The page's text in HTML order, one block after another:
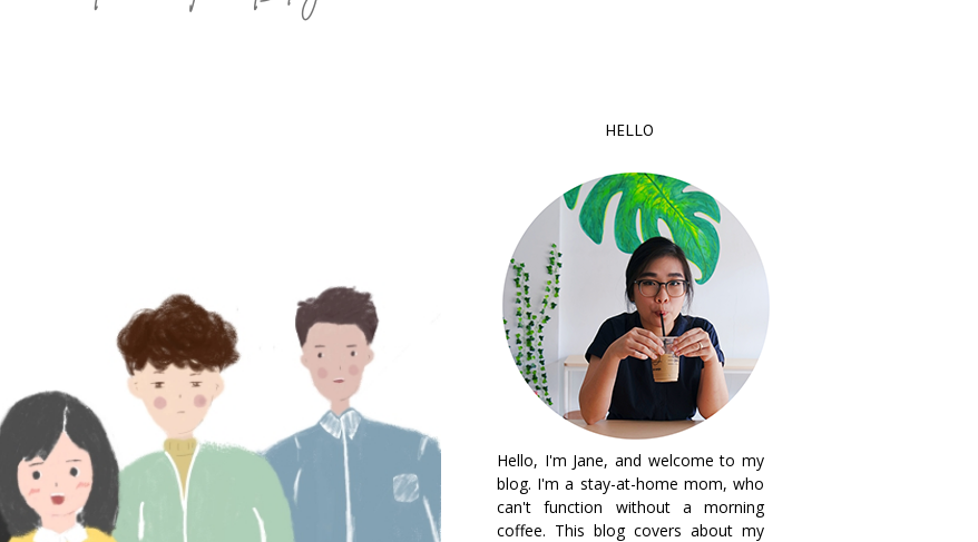
HELLO
Hello, I'm Jane, and welcome to my
blog. I'm a stay-at-home mom, who
can't function without a morning
coffee. This blog covers about my